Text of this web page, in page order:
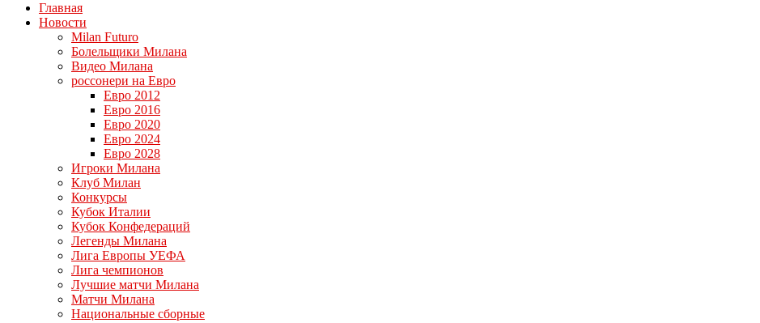
Главная
Новости
Milan Futuro
Болельщики Милана
Видео Милана
россонери на Евро
Евро 2012
Евро 2016
Евро 2020
Евро 2024
Евро 2028
Игроки Милана
Клуб Милан
Конкурсы
Кубок Италии
Кубок Конфедераций
Легенды Милана
Лига Европы УЕФА
Лига чемпионов
Лучшие матчи Милана
Матчи Милана
Национальные сборные